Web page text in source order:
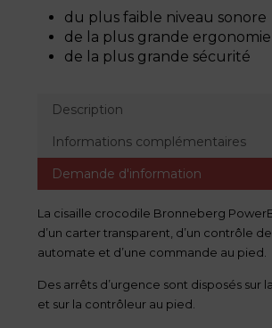
du plus faible niveau sonore
de la plus grande ergonomie
de la plus grande sécurité
Description
Informations complémentaires
Demande d'information
La cisaille crocodile Bronneberg
d’un carter transparent, d’un contrôle
automate et d’une commande au pied.
Des arrêts d’urgence sont disposés sur
et sur la contrôleur au pied.